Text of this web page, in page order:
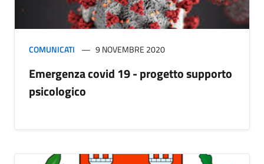
COMUNICATI 9 NOVEMBRE 2020
Emergenza covid 19 - progetto supporto
psicologico